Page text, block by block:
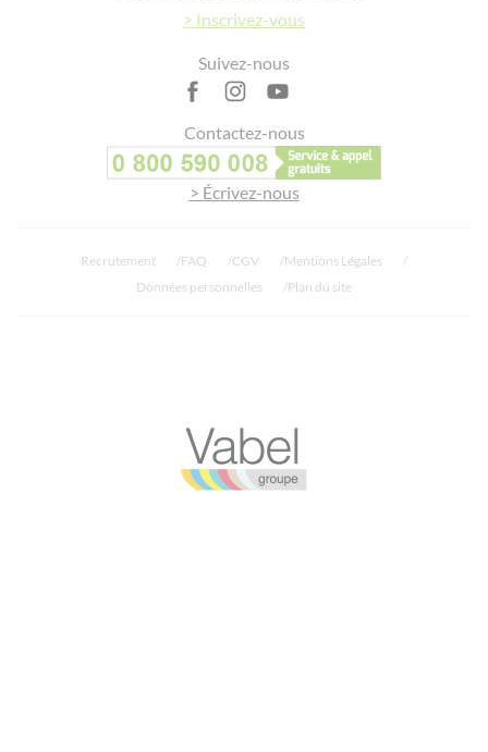
> Inscrivez-vous
Suivez-nous
Contactez-nous
> Écrivez-nous
Recrutement FAQ CGV
Mentions Légales
Données personnelles
Plan du site